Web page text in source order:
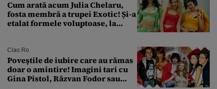
Cum arată acum Julia Chelaru,
fosta membră a trupei Exotic! Și-a
etalat formele voluptoase, la
Ciao.ro
Poveştile de iubire care au rămas
doar o amintire! Imagini tari cu
Gina Pistol, Răzvan Fodor sau